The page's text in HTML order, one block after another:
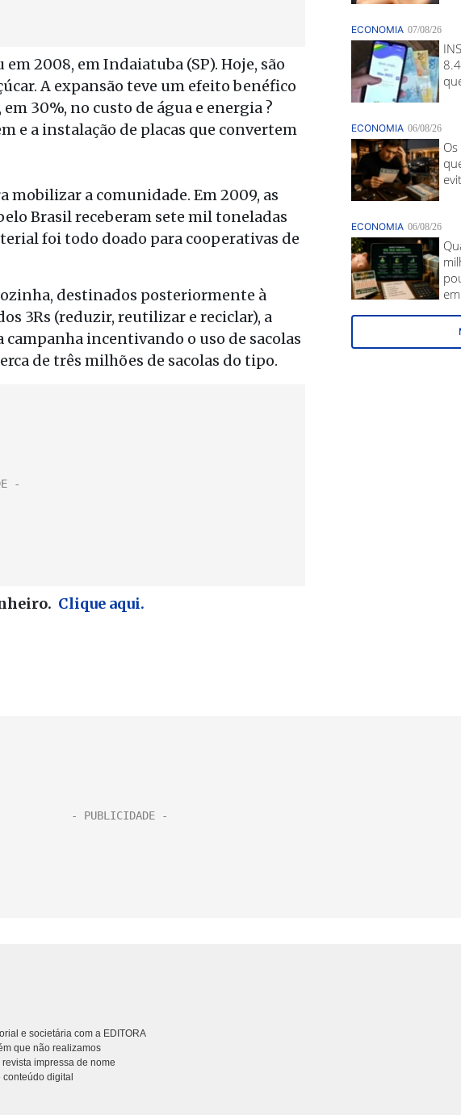
2008, em Indaiatuba (SP). Hoje, são
A expansão teve um efeito benéfico
30%, no custo de água e energia ?
e a instalação de placas que convertem
mobilizar a comunidade. Em 2009, as
Brasil receberam sete mil toneladas
foi todo doado para cooperativas de
destinados posteriormente à
3Rs (reduzir, reutilizar e reciclar), a
incentivando o uso de sacolas
de três milhões de sacolas do tipo.
Clique aqui.
e societária com a EDITORA
que não realizamos
impressa de nome
digital